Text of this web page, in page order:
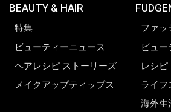
BEAUTY & HAIR
特集
ビューティーニュース
ヘアレシピ ストーリーズ
メイクアップティップス
ファッ
ビュー
レシピ
ライ
海外生